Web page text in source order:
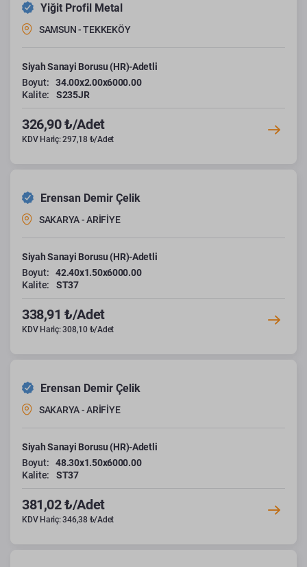
Yiğit Profil Metal
SAMSUN - TEKKEKÖY
Siyah Sanayi Borusu (HR)-Adetli
Boyut:
34.00x2.00x6000.00
Kalite:
S235JR
326,90 ₺/Adet
KDV Hariç: 297,18 ₺/Adet
Erensan Demir Çelik
SAKARYA - ARİFİYE
Siyah Sanayi Borusu (HR)-Adetli
Boyut:
42.40x1.50x6000.00
Kalite:
ST37
338,91 ₺/Adet
KDV Hariç: 308,10 ₺/Adet
Erensan Demir Çelik
SAKARYA - ARİFİYE
Siyah Sanayi Borusu (HR)-Adetli
Boyut:
48.30x1.50x6000.00
Kalite:
ST37
381,02 ₺/Adet
KDV Hariç: 346,38 ₺/Adet